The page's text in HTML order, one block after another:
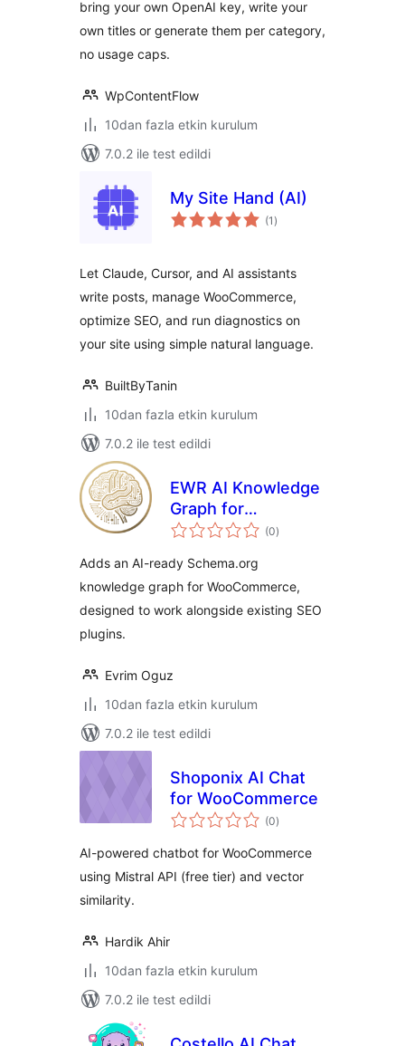
bring your own OpenAI key, write your
own titles or generate them per category,
no usage caps.
WpContentFlow
10dan fazla etkin kurulum
7.0.2 ile test edildi
My Site Hand (AI)
(1 toplam
puan
)
Let Claude, Cursor, and AI assistants
write posts, manage WooCommerce,
optimize SEO, and run diagnostics on
your site using simple natural language.
BuiltByTanin
10dan fazla etkin kurulum
7.0.2 ile test edildi
EWR AI Knowledge
Graph for
WooCommerce
(0toplam
puan
)
Adds an AI-ready Schema.org
knowledge graph for WooCommerce,
designed to work alongside existing SEO
plugins.
Evrim Oguz
10dan fazla etkin kurulum
7.0.2 ile test edildi
Shoponix AI Chat
for WooCommerce
(0toplam
puan
)
AI-powered chatbot for WooCommerce
using Mistral API (free tier) and vector
similarity.
Hardik Ahir
10dan fazla etkin kurulum
7.0.2 ile test edildi